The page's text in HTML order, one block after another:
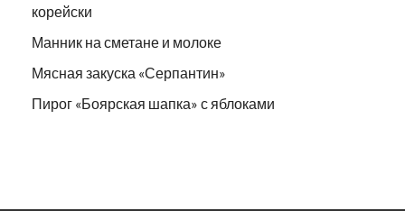
корейски
Манник на сметане и молоке
Мясная закуска «Серпантин»
Пирог «Боярская шапка» с яблоками